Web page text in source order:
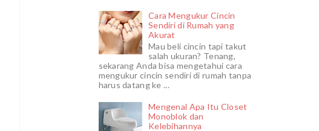
Cara Mengukur Cincin
Sendiri di Rumah yang
Akurat
Mau beli cincin tapi takut
salah ukuran? Tenang,
sekarang Anda bisa mengetahui cara
mengukur cincin sendiri di rumah tanpa
harus datang ke ...
Mengenal Apa Itu Closet
Monoblok dan
Kelebihannya